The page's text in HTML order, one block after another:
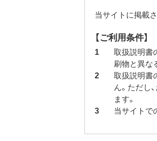
当サイトに掲載
【ご利用条件】
取扱説明書
刷物と異な
取扱説明書
ん。ただし
ます。
当サイトで